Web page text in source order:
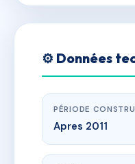
⚙️ Données
PÉRIODE
Apres 2011